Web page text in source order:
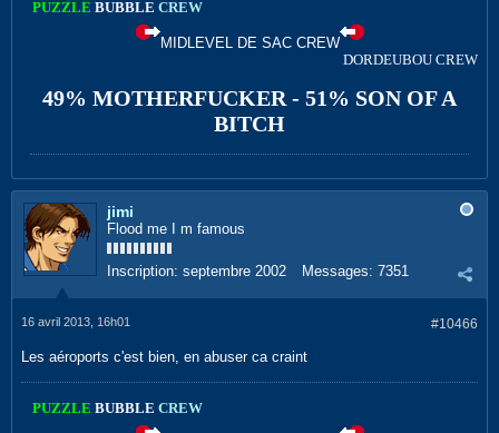
PUZZLE BUBBLE CREW
MIDLEVEL DE SAC CREW
DORDEUBOU CREW
49% MOTHERFUCKER - 51% SON OF A
BITCH
jimi
Flood me I m famous
Inscription: septembre 2002 Messages: 7351
#10466
16 avril 2013, 16h01
Les aéroports c'est bien, en abuser ca craint
PUZZLE BUBBLE CREW